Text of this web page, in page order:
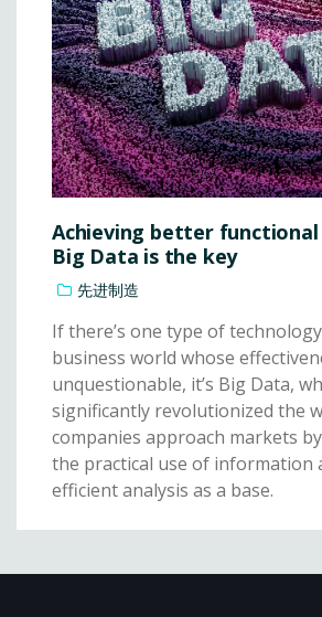
Achieving better functional
Big Data is the key
先进制造
If there’s one type of
business world whose
unquestionable, it’s Big Data,
significantly revolutionized the
companies approach markets
the practical use of information
efficient analysis as a base.